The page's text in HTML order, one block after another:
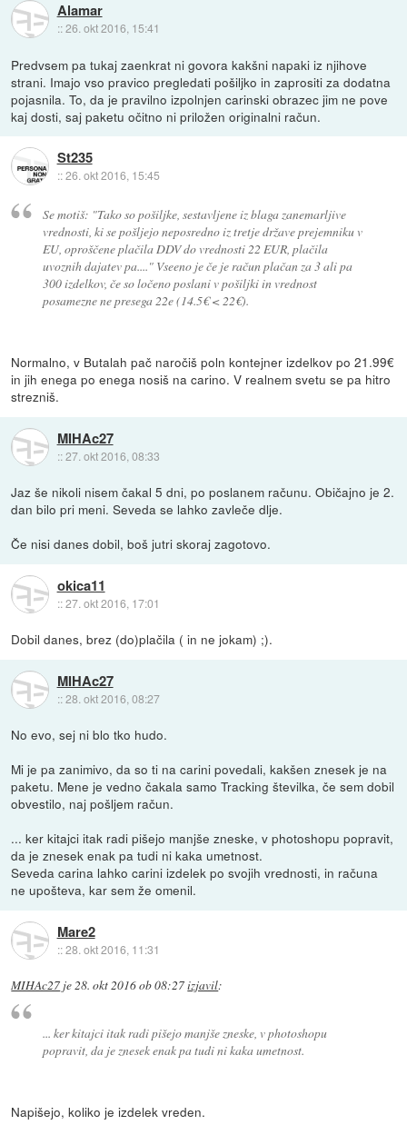
Alamar
::26. okt 2016, 15:41
Predvsem pa tukaj zaenkrat ni govora kakšni napaki iz njihove
strani. Imajo vso pravico pregledati pošiljko in zaprositi za dodatna
pojasnila. To, da je pravilno izpolnjen carinski obrazec jim ne pove
kaj dosti, saj paketu očitno ni priložen originalni račun.
St235
::26. okt 2016, 15:45
Se motiš: "Tako so pošiljke, sestavljene iz blaga zanemarljive
vrednosti, ki se pošljejo neposredno iz tretje države prejemniku v
EU, oproščene plačila DDV do vrednosti 22 EUR, plačila
uvoznih dajatev pa...." Vseeno je če je račun plačan za 3 ali pa
300 izdelkov, če so ločeno poslani v pošiljki in vrednost
posamezne ne presega 22e (14.5€ < 22€).
Normalno, v Butalah pač naročiš poln kontejner izdelkov po 21.99€
in jih enega po enega nosiš na carino. V realnem svetu se pa hitro
strezniš.
MIHAc27
::27. okt 2016, 08:33
Jaz še nikoli nisem čakal 5 dni, po poslanem računu. Običajno je 2.
dan bilo pri meni. Seveda se lahko zavleče dlje.
Če nisi danes dobil, boš jutri skoraj zagotovo.
okica11
::27. okt 2016, 17:01
Dobil danes, brez (do)plačila ( in ne jokam) ;).
MIHAc27
::28. okt 2016, 08:27
No evo, sej ni blo tko hudo.
Mi je pa zanimivo, da so ti na carini povedali, kakšen znesek je na
paketu. Mene je vedno čakala samo Tracking številka, če sem dobil
obvestilo, naj pošljem račun.
... ker kitajci itak radi pišejo manjše zneske, v photoshopu popravit,
da je znesek enak pa tudi ni kaka umetnost.
Seveda carina lahko carini izdelek po svojih vrednosti, in računa
ne upošteva, kar sem že omenil.
Mare2
::28. okt 2016, 11:31
MIHAc27 je28. okt 2016 ob 08:27izjavil:
... ker kitajci itak radi pišejo manjše zneske, v photoshopu
popravit, da je znesek enak pa tudi ni kaka umetnost.
Napišejo, koliko je izdelek vreden.